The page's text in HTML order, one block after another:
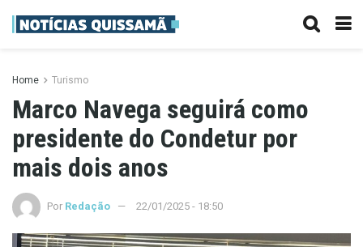
Home Turismo
Marco Navega seguirá como
presidente do Condetur por
mais dois anos
Por Redação 22/01/2025 - 18:50